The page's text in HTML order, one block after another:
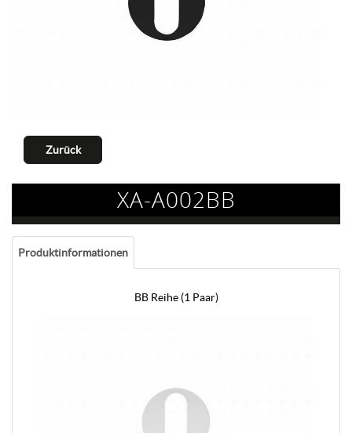
Zurück
XA-A002BB
Produktinformationen
BB Reihe (1 Paar)